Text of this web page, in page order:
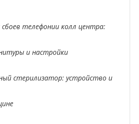
телефонии колл центра:
и настройки
стерилизатор: устройство и